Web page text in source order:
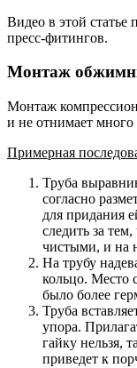
Видео в этой статье
пресс-фитингов.
Монтаж
Монтаж
и не отнимает много
Примерная
Труба
согласно
для придания
следить за
чистыми, и на
На трубу
кольцо. Место
было более
Труба
упора.
гайку нельзя,
приведет к